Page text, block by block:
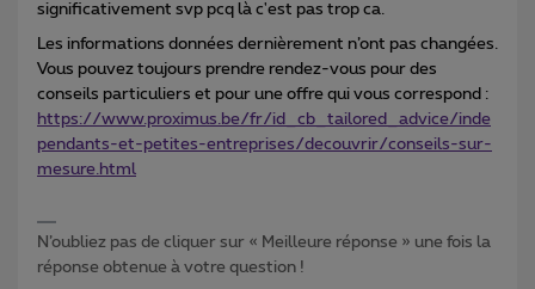
significativement svp pcq là c'est pas trop ca.
Les informations données dernièrement n’ont pas changées.
Vous pouvez toujours prendre rendez-vous pour des
conseils particuliers et pour une offre qui vous correspond :
https://www.proximus.be/fr/id_cb_tailored_advice/inde
pendants-et-petites-entreprises/decouvrir/conseils-sur-
mesure.html
N’oubliez pas de cliquer sur « Meilleure réponse » une fois la
réponse obtenue à votre question !